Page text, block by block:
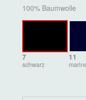
100% Baumwolle
7
schwarz
11